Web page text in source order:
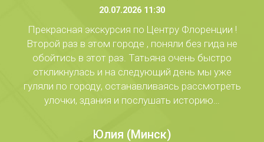
20.07.2026 11:30
Прекрасная экскурсия по Центру Флоренции !
Второй раз в этом городе , поняли без гида не
обойтись в этот раз. Татьяна очень быстро
откликнулась и на следующий день мы уже
гуляли по городу, останавливаясь рассмотреть
улочки, здания и послушать историю…
Юлия (Минск)